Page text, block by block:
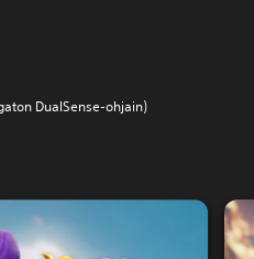
DualSense-ohjain)